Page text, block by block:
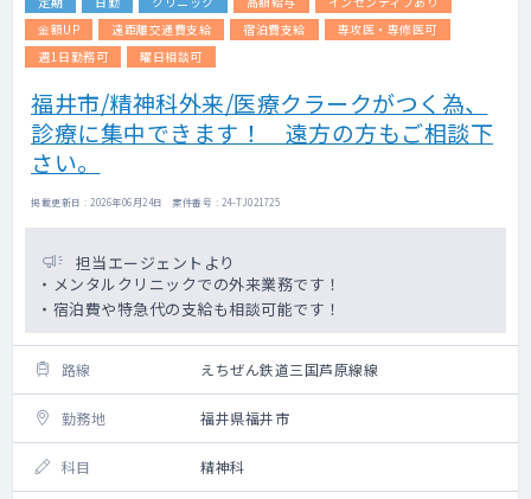
金額UP
遠距離交通費支給 宿泊費支給
専攻医・専修医可
週1日勤務可
曜日相談可
福井市/精神科外来/医療クラークがつく為、
診療に集中できます！ 遠方の方もご相談下
さい。
掲載更新日 : 2026年06月24日 案件番号 : 24-TJ021725
担当エージェントより
・メンタルクリニックでの外来業務です！
・宿泊費や特急代の支給も相談可能です！
路線 えちぜん鉄道三国芦原線線
勤務地 福井県福井市
科目 精神科